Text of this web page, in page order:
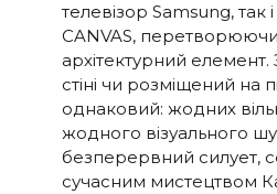
телевізор Samsung, так
CANVAS,
архітектурний елемент.
стіні чи розміщений на
однаковий: жодних
жодного візуального
безперервний силует,
сучасним мистецтвом